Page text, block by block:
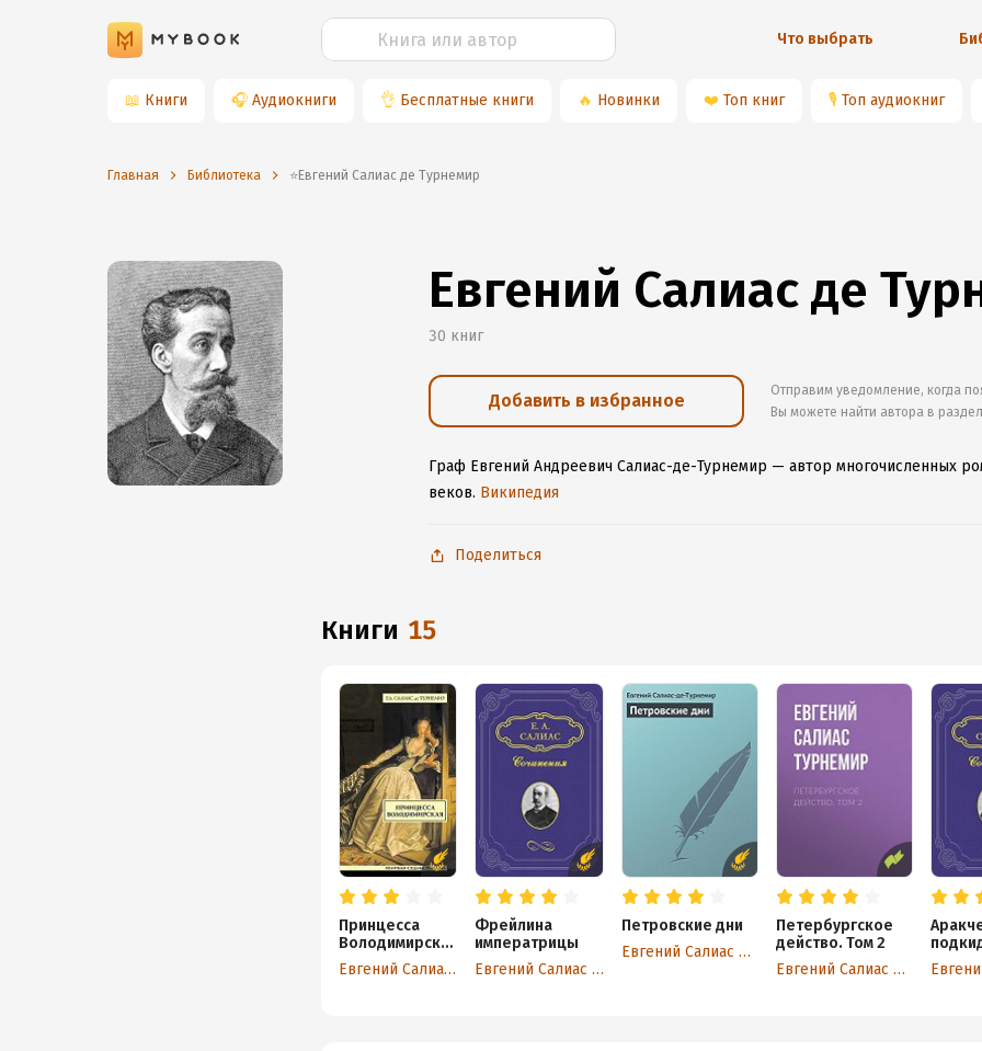
Что выбрать
📖 Книги 🎧 Аудиокниги 👌 Бесплатные книги 🔥 Новинки ❤️ Топ книг 🎙 Топ аудиокниг
Главная Библиотека ⭐️Евгений Салиас де Турнемир
Евгений Салиас де
30 книг
Добавить в избранное
Отправим уведомление, когда
Вы можете найти автора в
Граф Евгений Андреевич Салиас-де-Турнемир — автор многочисленных
веков. Википедия
Поделиться
книги 15
Принцесса
Володимирска
я
Евгений Салиас де Турнемир
Фрейлина
императрицы
Евгений Салиас де Турнемир
Петровские дни
Евгений Салиас де Турнемир
Петербургское
действо. Том 2
Евгений Салиас де Турнемир